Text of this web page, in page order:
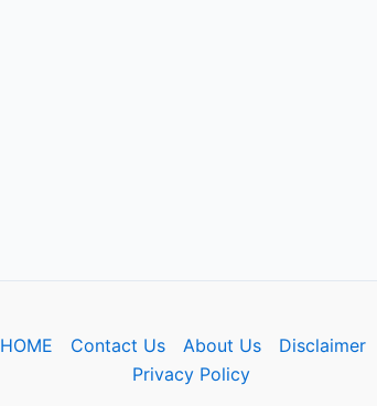
HOME Contact Us About Us
Disclaimer
Privacy Policy